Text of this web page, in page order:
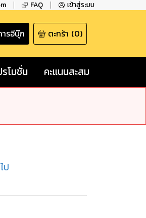
FAQ เข้าสู่ระบบ
รอีบุ๊ก ตะกร้า (0)
รโมชั่น คะแนนสะสม
ป